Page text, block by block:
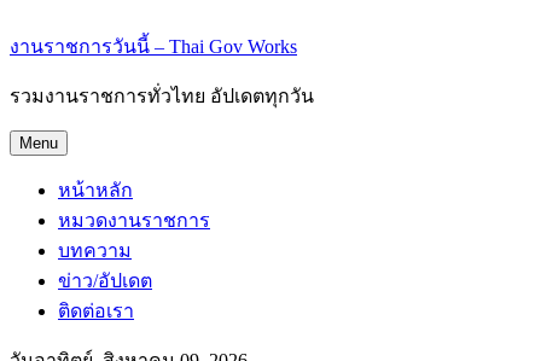
งานราชการวันนี้ – Thai Gov Works
รวมงานราชการทั่วไทย อัปเดตทุกวัน
Menu
หน้าหลัก
หมวดงานราชการ
บทความ
ข่าว/อัปเดต
ติดต่อเรา